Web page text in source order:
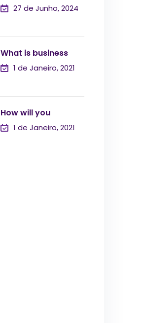
27 de Junho, 2024
What is business
1 de Janeiro, 2021
How will you
1 de Janeiro, 2021